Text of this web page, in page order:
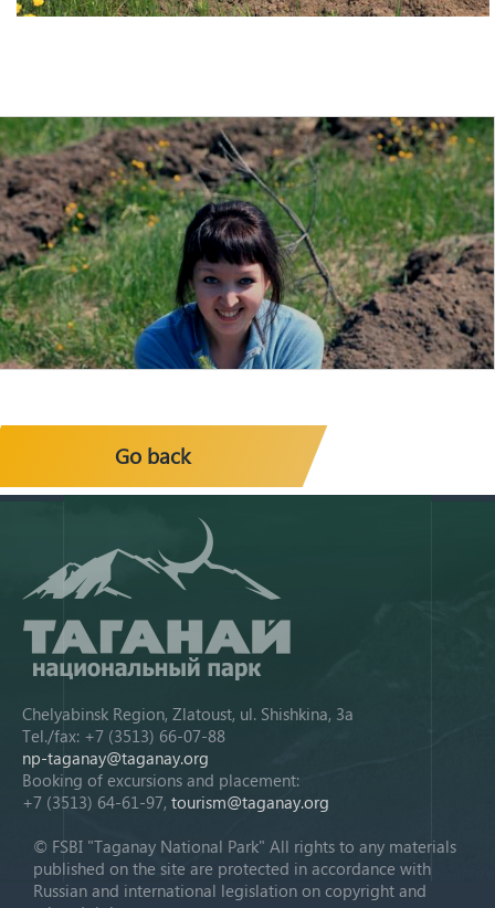
Go back
Chelyabinsk Region, Zlatoust, ul. Shishkina, 3a
Tel./fax: +7 (3513) 66-07-88
np-taganay@taganay.org
Booking of excursions and placement:
+7 (3513) 64-61-97, tourism@taganay.org
© FSBI "Taganay National Park" All rights to any materials
published on the site are protected in accordance with
Russian and international legislation on copyright and